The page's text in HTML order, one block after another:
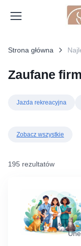
Strona główna
Zaufane
Jazda rekreacyjna
Zobacz wszystkie
195 rezultatów